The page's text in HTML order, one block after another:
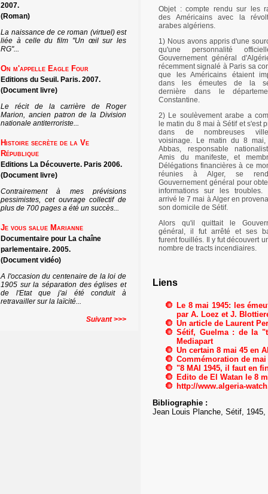
2007.
(Roman)
La naissance de ce roman (virtuel) est
liée à celle du film "Un œil sur les
RG"...
On m'appelle Eagle Four
Editions du Seuil. Paris. 2007.
(Document livre)
Le récit de la carrière de Roger
Marion, ancien patron de la Division
nationale antiterroriste...
Histoire secrète de la Ve
République
Editions La Découverte. Paris 2006.
(Document livre)
Contrairement à mes prévisions
pessimistes, cet ouvrage collectif de
plus de 700 pages a été un succès...
Je vous salue Marianne
Documentaire pour La chaîne
parlementaire. 2005.
(Document vidéo)
A l'occasion du centenaire de la loi de
1905 sur la séparation des églises et
de l'Etat que j'ai été conduit à
retravailler sur la laïcité...
Suivant >>>
Objet : compte rendu sur les
des Américains avec la
arabes algériens.
1) Nous avons appris d'une
qu'une personnalité
Gouvernement général
récemment signalé à Paris sa
que les Américains étaient
dans les émeutes de la
dernière dans le
Constantine.
2) Le soulèvement arabe a
le matin du 8 mai à Sétif et s'est
dans de nombreuses
voisinage. Le matin du 8 mai,
Abbas, responsable
Amis du manifeste, et
Délégations financières à ce
réunies à Alger, se
Gouvernement général pour
informations sur les troubles.
arrivé le 7 mai à Alger en
son domicile de Sétif.
Alors qu'il quittait le
général, il fut arrêté et ses
furent fouillés. Il y fut découvert
nombre de tracts incendiaires.
Liens
Le 8 mai 1945: les
par A. Loez et J.
Un article de Laurent
Sétif, Guelma : de la
Mediapart
Un certain 8 mai 45 en
Commémoration de mai
"8 MAI 1945, il faut en
Edito de El Watan le 8
http://www.algeria-
Bibliographie :
Jean Louis Planche, Sétif,